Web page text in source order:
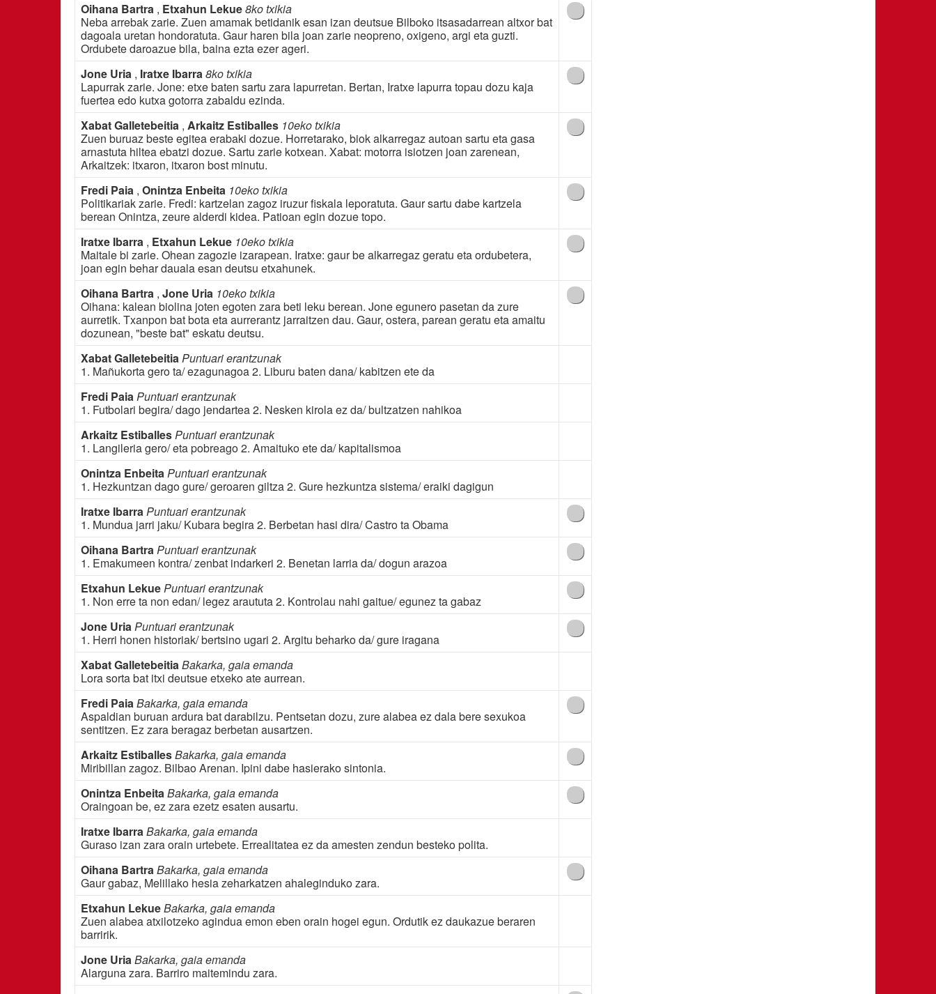
Oihana Bartra , Etxahun Lekue8ko txikia
Neba arrebak zarie. Zuen amamak betidanik esan izan deutsue Bilboko itsasadarrean altxor bat
dagoala uretan hondoratuta. Gaur haren bila joan zarie neopreno, oxigeno, argi eta guzti.
Ordubete daroazue bila, baina ezta ezer ageri.
Jone Uria , Iratxe Ibarra8ko txikia
Lapurrak zarie. Jone: etxe baten sartu zara lapurretan. Bertan, Iratxe lapurra topau dozu kaja
fuertea edo kutxa gotorra zabaldu ezinda.
Xabat Galletebeitia , Arkaitz Estiballes 10eko txikia
Zuen buruaz beste egitea erabaki dozue. Horretarako, biok alkarregaz autoan sartu eta gasa
arnastuta hiltea ebatzi dozue. Sartu zarie kotxean. Xabat: motorra isiotzen joan zarenean,
Arkaitzek: itxaron, itxaron bost minutu.
Fredi Paia , Onintza Enbeita 10eko txikia
Politikariak zarie. Fredi: kartzelan zagoz iruzur fiskala leporatuta. Gaur sartu dabe kartzela
berean Onintza, zeure alderdi kidea. Patioan egin dozue topo.
Iratxe Ibarra , Etxahun Lekue 10eko txikia
Maitale bi zarie. Ohean zagozie izarapean. Iratxe: gaur be alkarregaz geratu eta ordubetera,
joan egin behar dauala esan deutsu etxahunek.
Oihana Bartra , Jone Uria 10eko txikia
Oihana: kalean biolina joten egoten zara beti leku berean. Jone egunero pasetan da zure
aurretik. Txanpon bat bota eta aurrerantz jarraitzen dau. Gaur, ostera, parean geratu eta amaitu
dozunean, "beste bat" eskatu deutsu.
Xabat GalletebeitiaPuntuari erantzunak
1. Mañukorta gero ta/ ezagunagoa 2. Liburu baten dana/ kabitzen ete da
Fredi PaiaPuntuari erantzunak
1. Futbolari begira/ dago jendartea 2. Nesken kirola ez da/ bultzatzen nahikoa
Arkaitz EstiballesPuntuari erantzunak
1. Langileria gero/ eta pobreago 2. Amaituko ete da/ kapitalismoa
Onintza EnbeitaPuntuari erantzunak
1. Hezkuntzan dago gure/ geroaren giltza 2. Gure hezkuntza sistema/ eraiki dagigun
Iratxe IbarraPuntuari erantzunak
1. Mundua jarri jaku/ Kubara begira 2. Berbetan hasi dira/ Castro ta Obama
Oihana BartraPuntuari erantzunak
1. Emakumeen kontra/ zenbat indarkeri 2. Benetan larria da/ dogun arazoa
Etxahun LekuePuntuari erantzunak
1. Non erre ta non edan/ legez araututa 2. Kontrolau nahi gaitue/ egunez ta gabaz
Jone UriaPuntuari erantzunak
1. Herri honen historiak/ bertsino ugari 2. Argitu beharko da/ gure iragana
Xabat GalletebeitiaBakarka, gaia emanda
Lora sorta bat itxi deutsue etxeko ate aurrean.
Fredi PaiaBakarka, gaia emanda
Aspaldian buruan ardura bat darabilzu. Pentsetan dozu, zure alabea ez dala bere sexukoa
sentitzen. Ez zara beragaz berbetan ausartzen.
Arkaitz EstiballesBakarka, gaia emanda
Miribillan zagoz. Bilbao Arenan. Ipini dabe hasierako sintonia.
Onintza EnbeitaBakarka, gaia emanda
Oraingoan be, ez zara ezetz esaten ausartu.
Iratxe IbarraBakarka, gaia emanda
Guraso izan zara orain urtebete. Errealitatea ez da amesten zendun besteko polita.
Oihana BartraBakarka, gaia emanda
Gaur gabaz, Melillako hesia zeharkatzen ahaleginduko zara.
Etxahun LekueBakarka, gaia emanda
Zuen alabea atxilotzeko agindua emon eben orain hogei egun. Ordutik ez daukazue beraren
barririk.
Jone UriaBakarka, gaia emanda
Alarguna zara. Barriro maitemindu zara.